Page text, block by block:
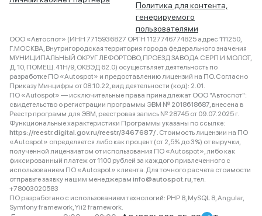
Политика для контента,
генерируемого
пользователями
ООО «Автоспот» (ИНН 7715936827 ОРГН 1127746774825 адрес 111250,
Г.МОСКВА, Внутригородская территория города федерального значения
МУНИЦИПАЛЬНЫЙ ОКРУГ ЛЕФОРТОВО, ПРОЕЗД ЗАВОДА СЕРП И МОЛОТ,
Д. 10, ПОМЕЩ. 41Н/9, ОКВЭД 62.0) осуществляет деятельность по
разработке ПО «Autospot» и предоставлению лицензий на ПО. Согласно
Приказу Минцифры от 08.10.22, вид деятельности (код): 2.01.
ПО «Autospot» — исключительные права принадлежат ООО "Автоспот":
свидетельство о регистрации программы ЭВМ № 2018618687, внесена в
Реестр программ для ЭВМ, реестровая запись № 28745 от 09.07.2025 г.
Функциональные характеристики Программы указаны по ссылке:
https://reestr.digital.gov.ru/reestr/3467687/ . Стоимость лицензии на ПО
«Autospot» определяется либо как процент (от 2,5% до 3%) от выручки,
полученной лицензиатом от использования ПО «Autospot», либо как
фиксированный платеж от 1100 рублей за каждого привлеченного с
использованием ПО «Autospot» клиента. Для точного расчета стоимости
отправьте заявку нашим менеджерам info@autospot.ru, тел.
+78003020583
ПО разработано с использованием технологий: PHP 8, MySQL 8, Angular,
Symfony framework, Yii2 framework.